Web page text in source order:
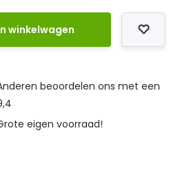
winkelwagen
beoordelen ons met een
eigen voorraad!